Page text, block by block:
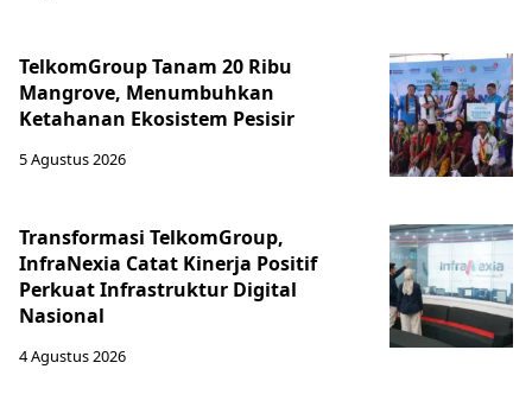
TelkomGroup Tanam 20 Ribu
Mangrove, Menumbuhkan
Ketahanan Ekosistem Pesisir
5 Agustus 2026
Transformasi TelkomGroup,
InfraNexia Catat Kinerja Positif
Perkuat Infrastruktur Digital
Nasional
4 Agustus 2026